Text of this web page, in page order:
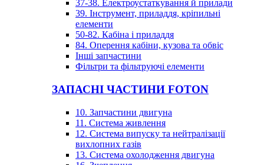
37-38. Електроустаткування й прилади
39. Інструмент, приладдя, кріпильні
елементи
50-82. Кабіна і приладдя
84. Оперення кабіни, кузова та обвіс
Інші запчастини
Фільтри та фільтруючі елементи
ЗАПАСНІ ЧАСТИНИ FOTON
10. Запчастини двигуна
11. Система живлення
12. Система випуску та нейтралізації
вихлопних газів
13. Система охолодження двигуна